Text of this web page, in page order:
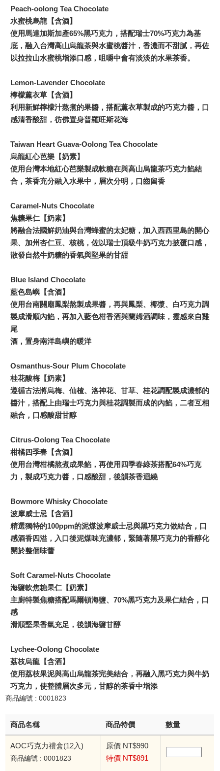
Peach-oolong Tea Chocolate
水蜜桃烏龍【含酒】
使用馬達加斯加產65%黑巧克力，搭配瑞士70%巧克力為基
底，融入台灣高山烏龍茶與水蜜桃醬汁，香濃而不甜膩，再佐
以拉拉山水蜜桃增添口感，咀嚼中會有淡淡的水果茶香。
Lemon-Lavender Chocolate
檸檬薰衣草【含酒】
利用新鮮檸檬汁熬煮的果醬，搭配薰衣草製成的巧克力醬，口
感清香酸甜，彷佛置身普羅旺斯花海
Taiwan Heart Guava-Oolong Tea Chocolate
烏龍紅心芭樂【奶素】
使用台灣本地紅心芭樂製成軟糖在與高山烏龍茶巧克力餡結
合，茶香充分融入水果中，層次分明，口齒留香
Caramel-Nuts Chocolate
焦糖果仁【奶素】
將融合法國鮮奶油與台灣蜂蜜的太妃糖，加入西西里島的開心
果、加州杏仁豆、核桃，佐以瑞士頂級牛奶巧克力披覆口感，
散發自然牛奶糖的香氣與堅果的甘甜
Blue Island Chocolate
藍色島嶼【含酒】
使用台南關廟鳳梨熬製成果醬，再與鳳梨、椰漿、白巧克力調
製成滑順內餡，再加入藍色柑香酒與蘭姆酒調味，靈感來自雞
尾
酒，置身南洋島嶼的暖洋
Osmanthus-Sour Plum Chocolate
桂花酸梅【奶素】
遵循古法將烏梅、仙楂、洛神花、甘草、桂花調配製成濃郁的
醬汁，搭配上由瑞士巧克力與桂花調製而成的內餡，二者互相
融合，口感酸甜甘醇
Citrus-Oolong Tea Chocolate
柑橘四季春【含酒】
使用台灣柑橘熬煮成果餡，再使用四季春綠茶搭配64%巧克
力，製成巧克力醬，口感酸甜，後韻茶香迴繞
Bowmore Whisky Chocolate
波摩威士忌【含酒】
精選獨特的100ppm的泥煤波摩威士忌與黑巧克力做結合，口
感酒香四溢，入口後泥煤味充濃郁，緊隨著黑巧克力的香醇化
開於整個味蕾
Soft Caramel-Nuts Chocolate
海鹽軟焦糖果仁【奶素】
主廚特製焦糖搭配馬爾頓海鹽、70%黑巧克力及果仁結合，口
感
滑順堅果香氣充足，後韻海鹽甘醇
Lychee-Oolong Chocolate
荔枝烏龍【含酒】
使用荔枝果泥與高山烏龍茶完美結合，再融入黑巧克力與牛奶
巧克力，使整體層次多元，甘醇的茶香中增添
商品編號 : 0001823
商品名稱 商品特價 數量
AOC巧克力禮盒(12入)
商品編號 : 0001823
原價 NT$990
特價 NT$891